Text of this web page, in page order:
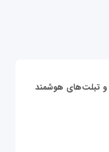
و تبلت‌های هوشمند